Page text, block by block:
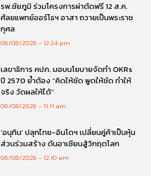
รพ.ชัยภูมิ ร่วมโครงการผ่าตัดฟรี 12 ส.ค.
ศัลยแพทย์ออร์โธฯ อาสา ถวายเป็นพระราช
กุศล
06/08/2026 12:24 pm
เลขาธิการ คปภ. มอบนโยบายจัดทำ OKRs
ปี 2570 ย้ำต้อง “คิดให้ชัด พูดให้ชัด ทำให้
จริง วัดผลให้ได้”
06/08/2026 11:11 am
‘อนุทิน’ ปลุกไทย-อินโดฯ เปลี่ยนคู่ค้าเป็นหุ้น
ส่วนร่วมสร้าง ดันอาเซียนสู้วิกฤตโลก
06/08/2026 12:10 am